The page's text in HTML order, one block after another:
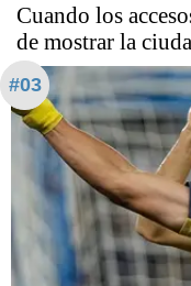
Cuando los
de mostrar la
#03